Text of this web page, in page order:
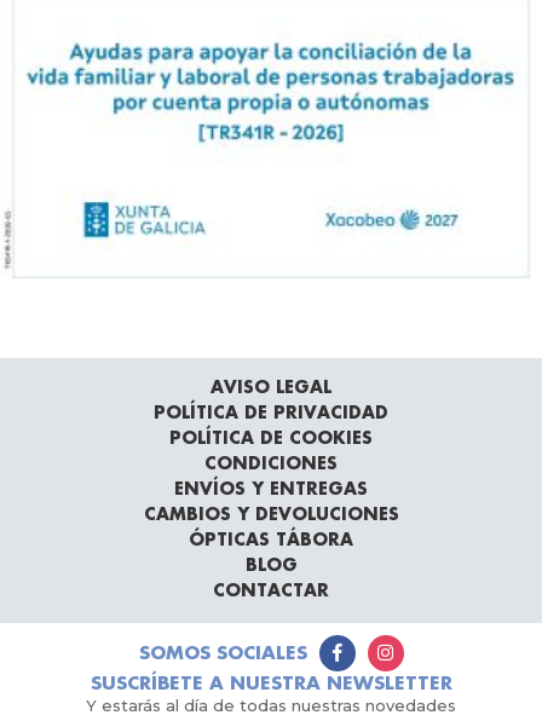
AVISO LEGAL
POLÍTICA DE PRIVACIDAD
POLÍTICA DE COOKIES
CONDICIONES
ENVÍOS Y ENTREGAS
CAMBIOS Y DEVOLUCIONES
ÓPTICAS TÁBORA
BLOG
CONTACTAR
SOMOS SOCIALES
SUSCRÍBETE A NUESTRA NEWSLETTER
Y estarás al día de todas nuestras novedades